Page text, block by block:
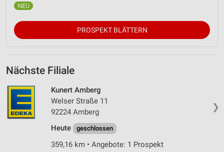
PROSPEKT BLÄTTERN
Nächste Filiale
❯
Kunert Amberg
Welser Straße 11
92224 Amberg
Heute
geschlossen
359,16 km • Angebote: 1 Prospekt